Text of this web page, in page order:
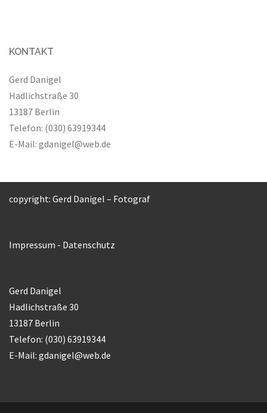
KONTAKT
Gerd Danigel
Hadlichstraße 30
13187 Berlin
Telefon: (030) 63919344
E-Mail: gdanigel@web.de
copyright: Gerd Danigel – Fotograf
Impressum - Datenschutz
Gerd Danigel
Hadlichstraße 30
13187 Berlin
Telefon: (030) 63919344
E-Mail: gdanigel@web.de